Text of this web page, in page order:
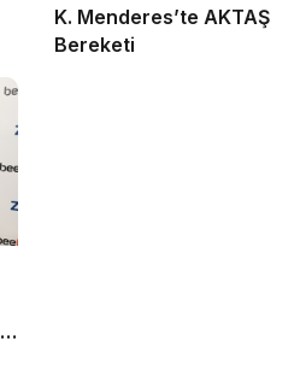
K. Menderes’te AKTAŞ
Bereketi